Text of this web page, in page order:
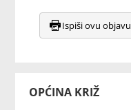
OPĆINA KRIŽ
Ispiši ovu objavu